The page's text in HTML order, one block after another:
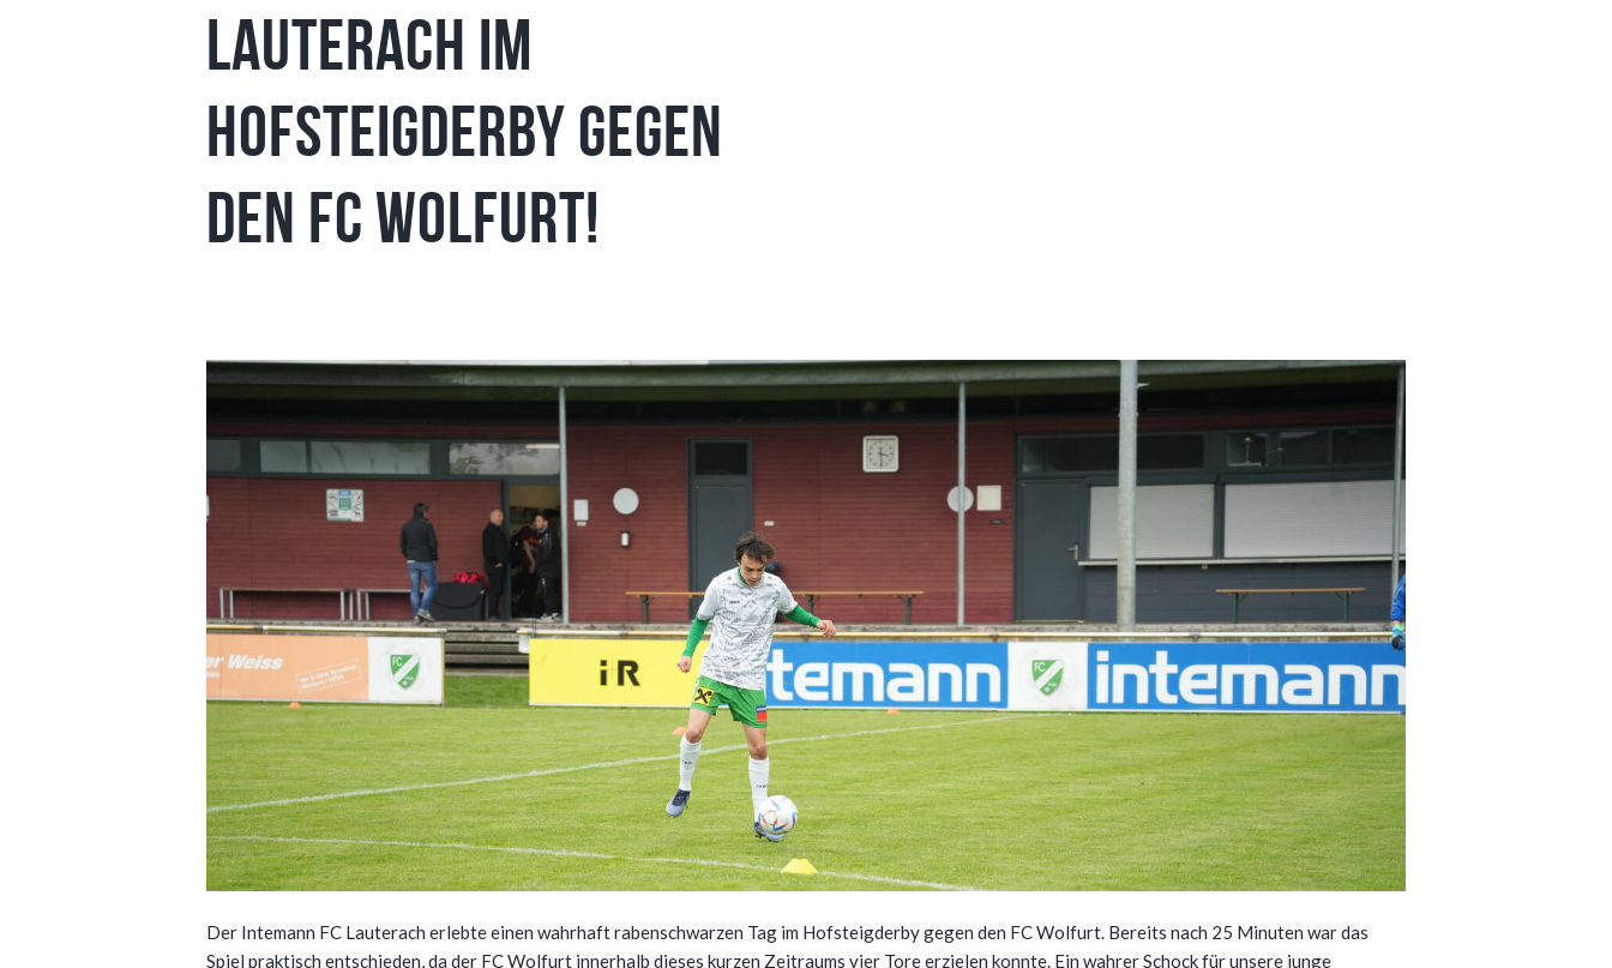
Lauterach im
Hofsteigderby gegen
den FC Wolfurt!
Der Intemann FC Lauterach erlebte einen wahrhaft rabenschwarzen Tag im Hofsteigderby gegen den FC Wolfurt. Bereits nach 25 Minuten war das
Spiel praktisch entschieden, da der FC Wolfurt innerhalb dieses kurzen Zeitraums vier Tore erzielen konnte. Ein wahrer Schock für unsere junge